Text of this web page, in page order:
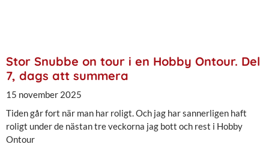
Stor Snubbe on tour i en Hobby Ontour. Del
7, dags att summera
15 november 2025
Tiden går fort när man har roligt. Och jag har sannerligen haft
roligt under de nästan tre veckorna jag bott och rest i Hobby
Ontour